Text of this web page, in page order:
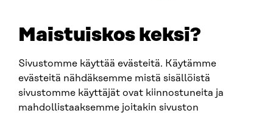
Maistuiskos keksi?
Sivustomme käyttää evästeitä. Käytämme
evästeitä nähdäksemme mistä sisällöistä
sivustomme käyttäjät ovat kiinnostuneita ja
mahdollistaaksemme joitakin sivuston
SITRA SOSIAALISESSA MEDIASSA
LinkedIn